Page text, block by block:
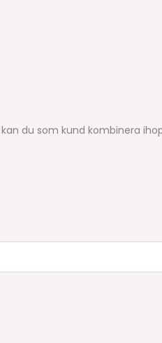
du som kund kombinera